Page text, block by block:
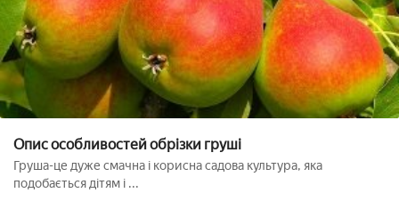
Опис особливостей обрізки груші
Груша-це дуже смачна і корисна садова культура, яка
подобається дітям і ...